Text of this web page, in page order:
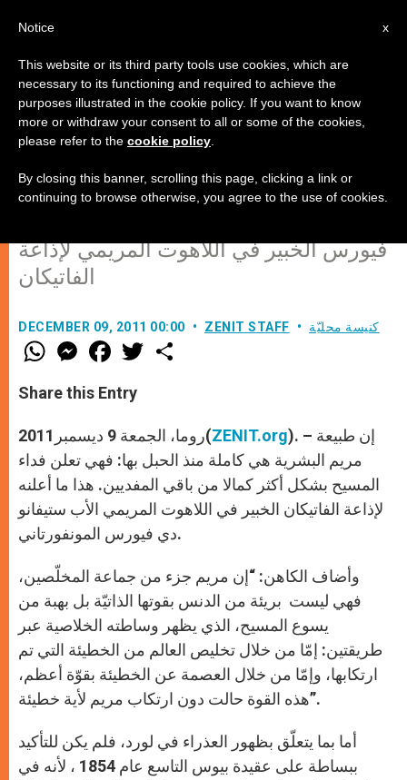
مريم البريئة من الدنس: الطبيعة
البشريّة في شكلها المثالي
فيورس الخبير في اللاهوت المريمي لإذاعة
الفاتيكان
DECEMBER 09, 2011 00:00 ZENIT STAFF كنيسة محليّة
W
h
t
s
p
p
M
e
s
e
g
e
r
F
a
e
b
o
k
w
r
Share this Entry
روما، الجمعة 9 ديسمبر2011(ZENIT.org). – إن طبيعة
مريم البشرية هي كاملة منذ الحبل بها: فهي تعلن فداء
المسيح بشكل أكثر كمالا من باقي المفديين. هذا ما أعلنه
لإذاعة الفاتيكان الخبير في اللاهوت المريمي الأب ستيفانو
دي فيورس المونفورتاني.
وأضاف الكاهن: “إن مريم جزء من جماعة المخلّصين،
فهي ليست بريئة من الدنس بقوتها الذاتيّة بل بهبة من
يسوع المسيح، الذي يظهر وساطته الخلاصية عبر
طريقتين: إمّا من خلال تخليص العالم من الخطيئة التي تم
ارتكابها، وإمّا من خلال العصمة عن الخطيئة بقوّة أعظم،
هذه القوة حالت دون ارتكاب مريم لأية خطيئة”.
أما بما يتعلّق بظهور العذراء في لورد، فلم يكن للتأكيد
ببساطة على عقيدة بيوس التاسع عام 1854 ، لأنه في
x
Notice
This website or its third party tools use cookies, which are
necessary to its functioning and required to achieve the
purposes illustrated in the cookie policy. If you want to know
more or withdraw your consent to all or some of the cookies,
please refer to the cookie policy
By closing this banner, scrolling this page, clicking a link or
continuing to browse otherwise, you agree to the use of cookies.